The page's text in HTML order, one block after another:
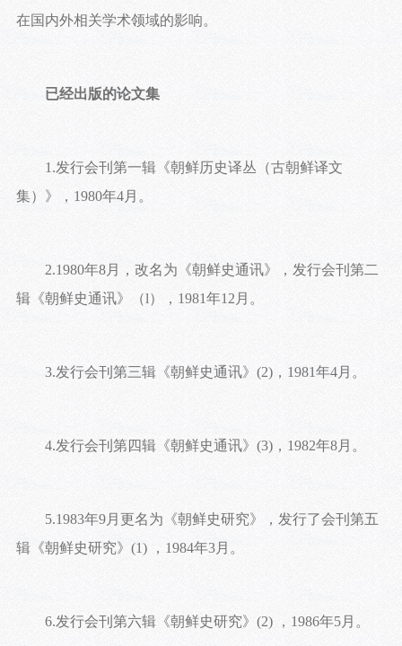
在国内外相关学术领域的影响。
已经出版的论文集
1.发行会刊第一辑《朝鲜历史译丛（古朝鲜译文
集）》，1980年4月。
2.1980年8月，改名为《朝鲜史通讯》，发行会刊第二
辑《朝鲜史通讯》（l），1981年12月。
3.发行会刊第三辑《朝鲜史通讯》(2)，1981年4月。
4.发行会刊第四辑《朝鲜史通讯》(3)，1982年8月。
5.1983年9月更名为《朝鲜史研究》，发行了会刊第五
辑《朝鲜史研究》(1) ，1984年3月。
6.发行会刊第六辑《朝鲜史研究》(2) ，1986年5月。